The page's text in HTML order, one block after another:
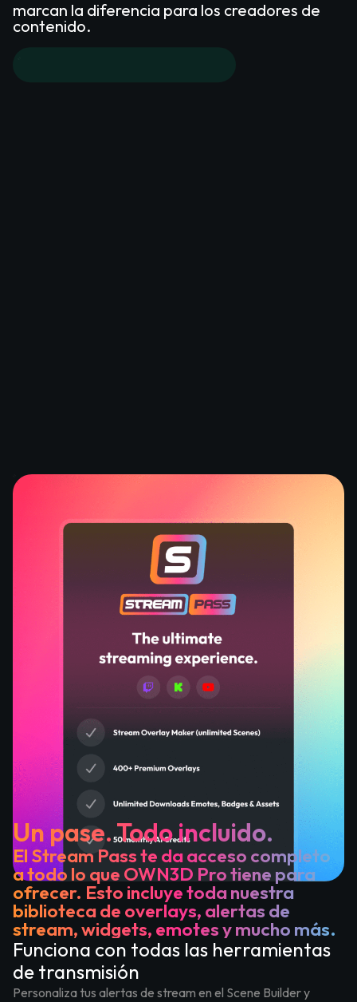
marcan la diferencia para los creadores de
contenido.
Un pase. Todo incluido.
El Stream Pass te da acceso completo
a todo lo que OWN3D Pro tiene para
ofrecer. Esto incluye toda nuestra
biblioteca de overlays, alertas de
stream, widgets, emotes y mucho más.
Funciona con todas las herramientas
de transmisión
Personaliza tus alertas de stream en el Scene Builder y